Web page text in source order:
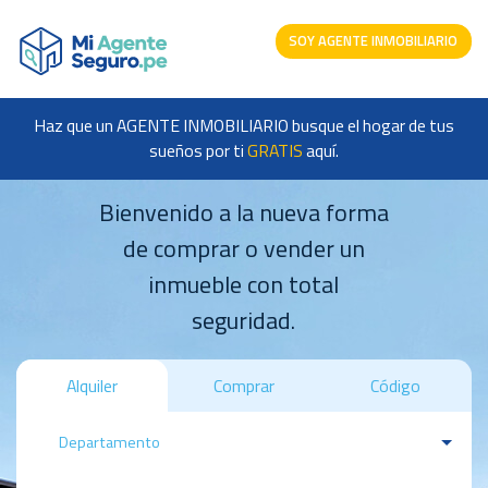
SOY AGENTE INMOBILIARIO
Haz que un AGENTE INMOBILIARIO busque el hogar de tus
sueños por tiGRATISaquí.
Bienvenido a la nueva forma
de comprar o vender un
inmueble con total
seguridad.
Alquiler Comprar Código